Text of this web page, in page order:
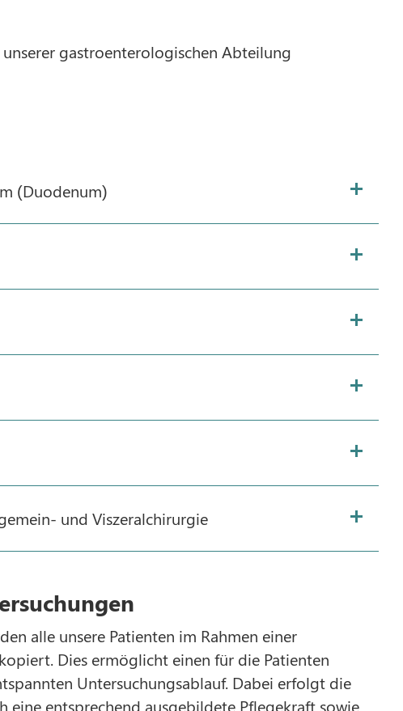
gastroenterologischen Abteilung
(Duodenum)
und Viszeralchirurgie
alle unsere Patienten im Rahmen einer
Dies ermöglicht einen für die Patienten
Untersuchungsablauf. Dabei erfolgt die
eine entsprechend ausgebildete Pflegekraft sowie